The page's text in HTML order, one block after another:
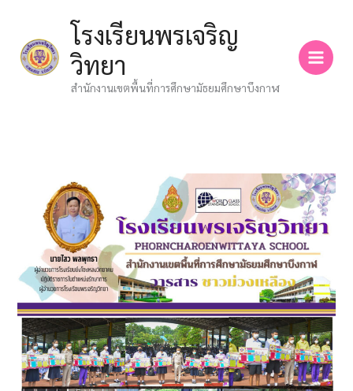
content
โรงเรียนพรเจริญ
วิทยา
สำนักงานเขตพื้นที่การศึกษามัธยมศึกษาบึงกาฬ